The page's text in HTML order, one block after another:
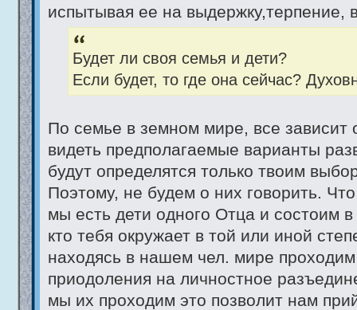
испытывая ее на выдержку,терпение,
Будет ли своя семья и дети?
Если будет, то где она сейчас?
По семье в земном мире, все
видеть предполагаемые варианты
будут определятся только твоим
Поэтому, не будем о них говорить.
мы есть дети одного Отца и состоим в
кто тебя окружает в той или иной
находясь в нашем чел. мире проходим
приодоления на личностное
мы их проходим это позволит нам